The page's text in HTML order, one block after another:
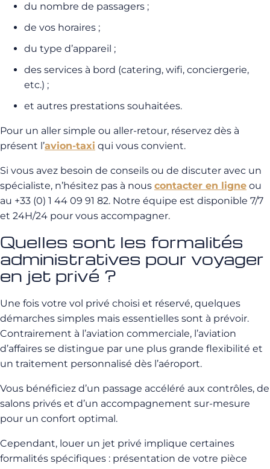
du nombre de passagers ;
de vos horaires ;
du type d’appareil ;
des services à bord (catering, wifi, conciergerie,
etc.) ;
et autres prestations souhaitées.
Pour un aller simple ou aller-retour, réservez dès à
présent l’avion-taxi qui vous convient.
Si vous avez besoin de conseils ou de discuter avec un
spécialiste, n’hésitez pas à nous contacter en ligne ou
au +33 (0) 1 44 09 91 82. Notre équipe est disponible 7/7
et 24H/24 pour vous accompagner.
Quelles sont les formalités
administratives pour voyager
en jet privé ?
Une fois votre vol privé choisi et réservé, quelques
démarches simples mais essentielles sont à prévoir.
Contrairement à l’aviation commerciale, l’aviation
d’affaires se distingue par une plus grande flexibilité et
un traitement personnalisé dès l’aéroport.
Vous bénéficiez d’un passage accéléré aux contrôles, de
salons privés et d’un accompagnement sur-mesure
pour un confort optimal.
Cependant, louer un jet privé implique certaines
formalités spécifiques : présentation de votre pièce